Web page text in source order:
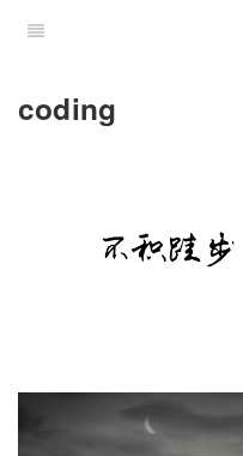
coding